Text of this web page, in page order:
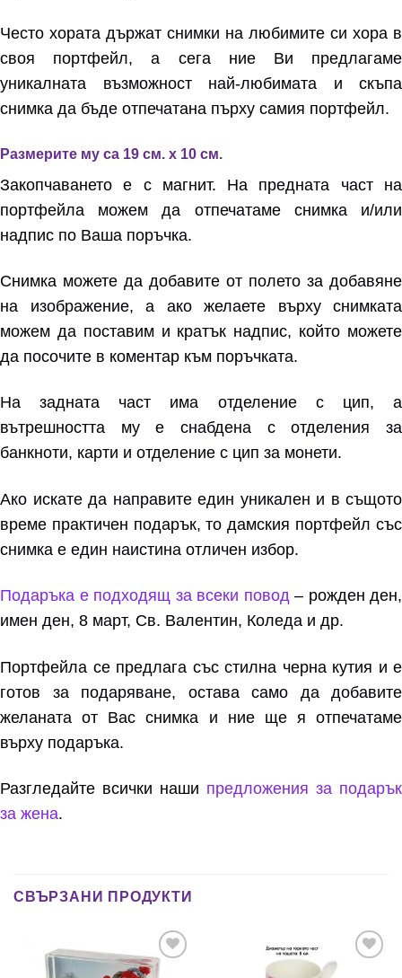
Често хората държат снимки на любимите си хора в
своя портфейл, а сега ние Ви предлагаме
уникалната възможност най-любимата и скъпа
снимка да бъде отпечатана пърху самия портфейл.
Размерите му са 19 см. х 10 см.
Закопчаването е с магнит. На предната част на
портфейла можем да отпечатаме снимка и/или
надпис по Ваша поръчка.
Снимка можете да добавите от полето за добавяне
на изображение, а ако желаете върху снимката
можем да поставим и кратък надпис, който можете
да посочите в коментар към поръчката.
На задната част има отделение с цип, а
вътрешността му е снабдена с отделения за
банкноти, карти и отделение с цип за монети.
Ако искате да направите един уникален и в същото
време практичен подарък, то дамския портфейл със
снимка е един наистина отличен избор.
Подаръка е подходящ за всеки повод– рожден ден,
имен ден, 8 март, Св. Валентин, Коледа и др.
Портфейла се предлага със стилна черна кутия и е
готов за подаряване, остава само да добавите
желаната от Вас снимка и ние ще я отпечатаме
върху подаръка.
Разгледайте всички наши предложения за подарък
за жена.
СВЪРЗАНИ ПРОДУКТИ
Add to